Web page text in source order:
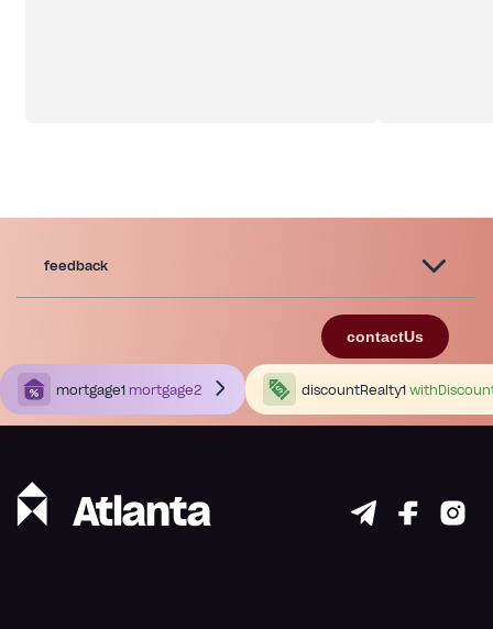
feedback
contactUs
mortgage1 mortgage2 discountRealty1